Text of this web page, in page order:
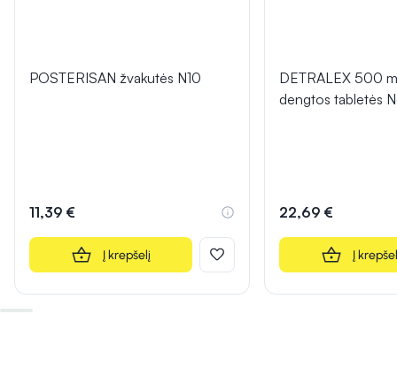
POSTERISAN žvakutės N10
11,39 €
Į krepšelį
DETRALEX 500
dengtos tabletės
22,69 €
Į